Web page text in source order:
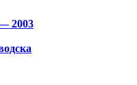
2003